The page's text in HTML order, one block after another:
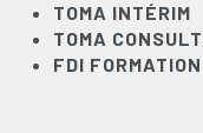
TOMA INTÉRIM
TOMA
FDI FORMATION